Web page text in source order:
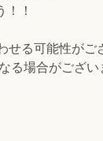
！
る可能性がご
場合がござい